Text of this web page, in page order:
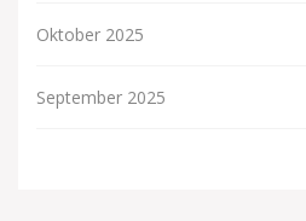
Oktober 2025
September 2025